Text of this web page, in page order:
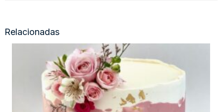
Relacionadas